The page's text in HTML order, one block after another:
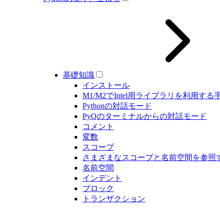
基礎知識
インストール
M1/M2でIntel用ライブラリを利用する
Pythonの対話モード
PyQのターミナルからの対話モード
コメント
変数
スコープ
さまざまなスコープと名前空間を参照
名前空間
インデント
ブロック
トランザクション